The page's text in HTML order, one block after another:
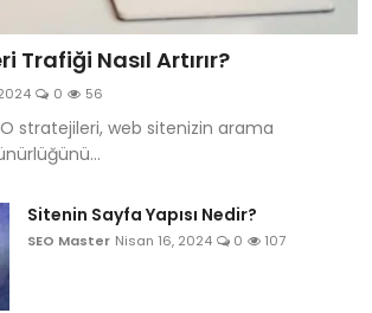
Trafiği Nasıl Artırır?
0 56
stratejileri, web sitenizin arama
Sitenin Sayfa Yapısı Nedir?
SEO Master Nisan 16, 2024 0 107